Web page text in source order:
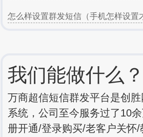
怎么样设置群发短信（手机怎样设置
我们能做什么？
万商超信短信群发平台是创
系统，公司至今服务过了10
册开通/登录购买/老客户关怀